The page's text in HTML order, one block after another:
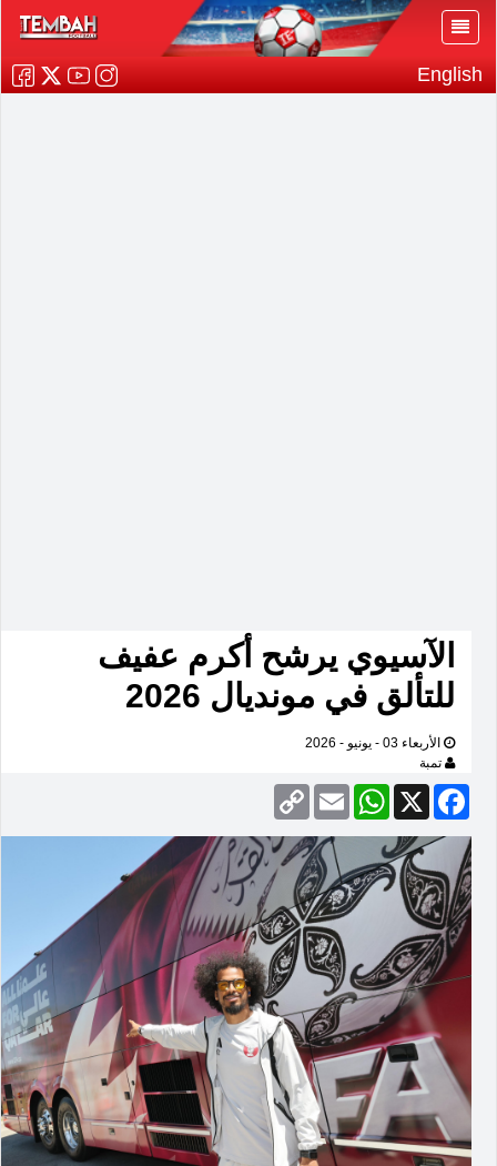
English
الآسيوي يرشح أكرم عفيف
للتألق في مونديال 2026
الأربعاء 03 - يونيو - 2026
تمبة
Facebook
X
WhatsApp
Email
Copy
Link